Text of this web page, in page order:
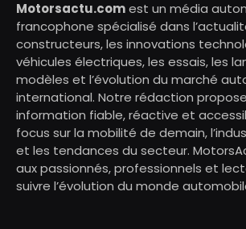
Motorsactu.comest un média
francophone spécialisé dans
constructeurs, les innovations
véhicules électriques, les essais, les
modèles et l’évolution du marché
international. Notre rédaction
information fiable, réactive et
focus sur la mobilité de demain,
et les tendances du secteur.
aux passionnés, professionnels et
suivre l’évolution du monde